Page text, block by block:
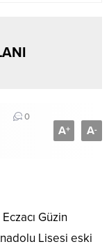
0
A+ A-
Güzin
Lisesi eski